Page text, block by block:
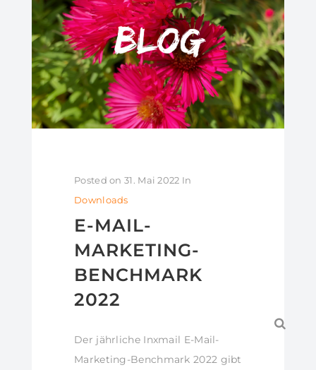
Posted on 31. Mai 2022 In
Downloads
E-MAIL-
MARKETING-
BENCHMARK
2022
Der jährliche Inxmail E-Mail-
Marketing-Benchmark 2022 gibt